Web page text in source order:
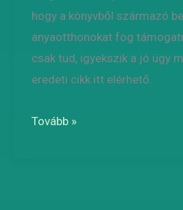
hogy a könyvből származó
anyaotthonokat fog
csak tud, igyekszik a jó ügy
eredeti cikk itt elérhető.
Tovább »